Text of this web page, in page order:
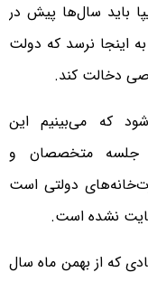
باید سال‌ها پیش در
اینجا نرسد که دولت
دخالت کند.
که می‌بینیم این
جلسه متخصصان و
دولتی است
نشده است.
که از بهمن ماه سال